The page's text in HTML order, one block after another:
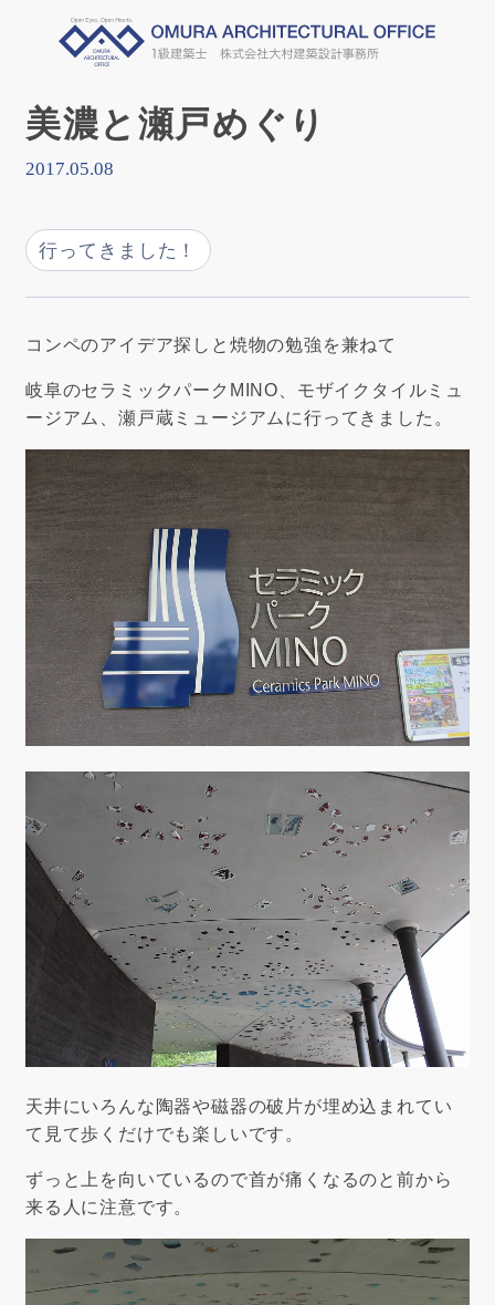
美濃と瀬戸めぐり
2017.05.08
行ってきました！
コンペのアイデア探しと焼物の勉強を兼ねて
岐阜のセラミックパークMINO、モザイクタイルミュ
ージアム、瀬戸蔵ミュージアムに行ってきました。
天井にいろんな陶器や磁器の破片が埋め込まれてい
て見て歩くだけでも楽しいです。
ずっと上を向いているので首が痛くなるのと前から
来る人に注意です。